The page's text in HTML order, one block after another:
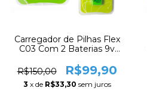
Carregador de Pilhas Flex
C03 Com 2 Baterias 9v
9V/450
R$150,00 R$99,90
3 x de R$33,30 sem juros